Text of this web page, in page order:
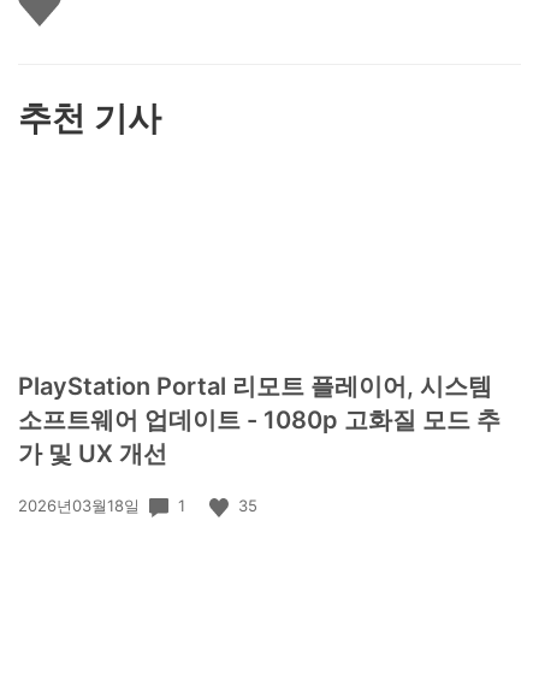
아
추천 기사
PlayStation Portal 리모트 플레이어, 시스템
소프트웨어 업데이트 - 1080p 고화질 모드 추
가 및 UX 개선
공
2026년03월18일 1 35